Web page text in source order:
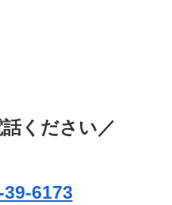
ください／
6173